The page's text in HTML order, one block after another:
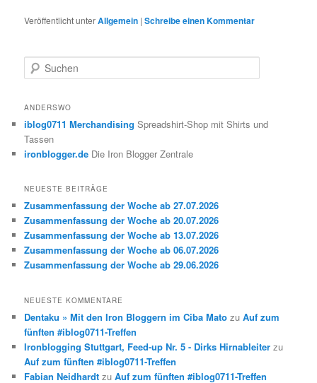
Veröffentlicht unterAllgemein |Schreibe einen Kommentar
u
h
n
ANDERSWO
iblog0711 Merchandising Spreadshirt-Shop mit Shirts und
Tassen
ironblogger.de Die Iron Blogger Zentrale
NEUESTE BEITRÄGE
Zusammenfassung der Woche ab 27.07.2026
Zusammenfassung der Woche ab 20.07.2026
Zusammenfassung der Woche ab 13.07.2026
Zusammenfassung der Woche ab 06.07.2026
Zusammenfassung der Woche ab 29.06.2026
NEUESTE KOMMENTARE
Dentaku » Mit den Iron Bloggern im Ciba Mato zuAuf zum
fünften #iblog0711-Treffen
Ironblogging Stuttgart, Feed-up Nr. 5 - Dirks Hirnableiter zu
Auf zum fünften #iblog0711-Treffen
Fabian Neidhardt zuAuf zum fünften #iblog0711-Treffen